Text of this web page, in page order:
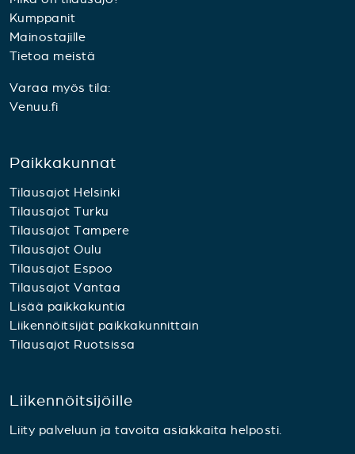
Kumppanit
Mainostajille
Tietoa meistä
Varaa myös tila:
Venuu.fi
Paikkakunnat
Tilausajot Helsinki
Tilausajot Turku
Tilausajot Tampere
Tilausajot Oulu
Tilausajot Espoo
Tilausajot Vantaa
Lisää paikkakuntia
Liikennöitsijät paikkakunnittain
Tilausajot Ruotsissa
Liikennöitsijöille
Liity palveluun ja tavoita asiakkaita helposti.